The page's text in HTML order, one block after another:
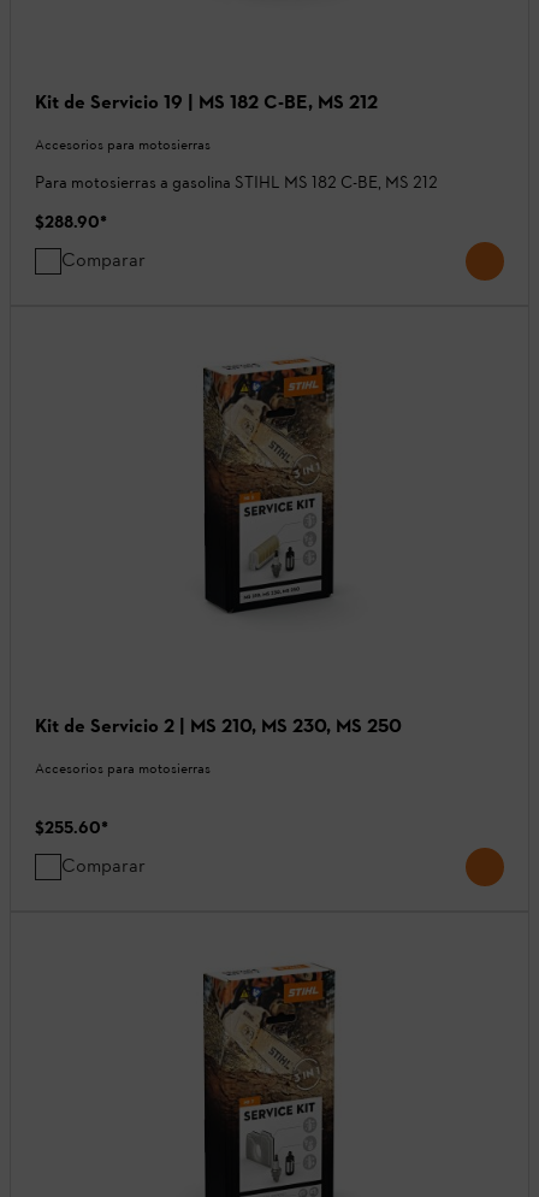
Kit de Servicio 19 | MS 182 C-BE, MS 212
Accesorios para motosierras
Para motosierras a gasolina STIHL MS 182 C-BE, MS 212
$288.90*
Comparar
Kit de Servicio 2 | MS 210, MS 230, MS 250
Accesorios para motosierras
$255.60*
Comparar